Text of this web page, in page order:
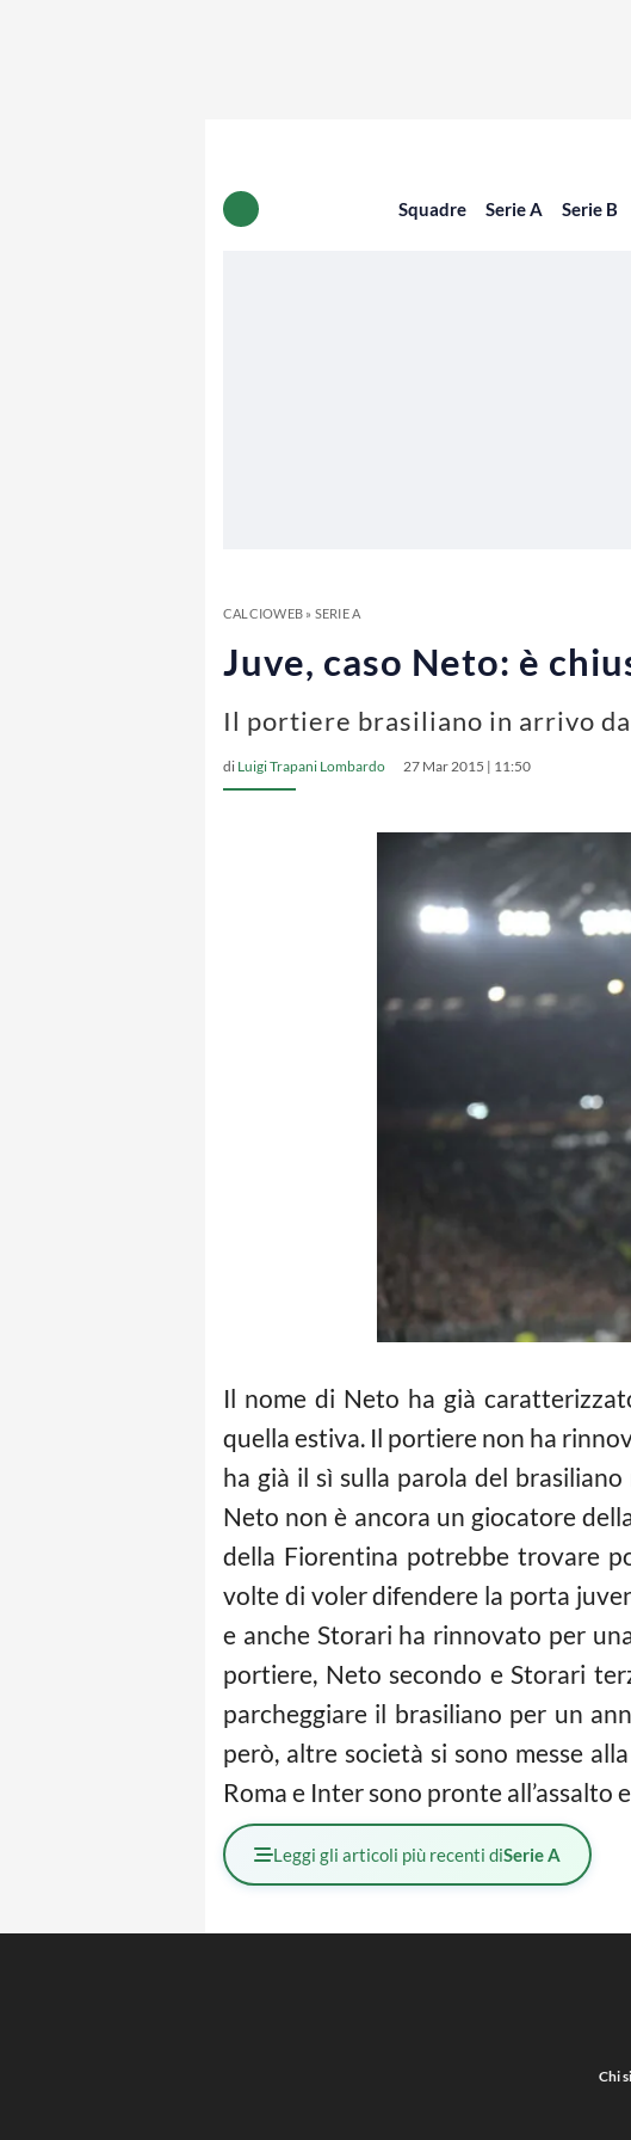
Squadre Serie A Serie B
CALCIOWEB» SERIE A
Juve, caso Neto: è
Il portiere brasiliano in arrivo
di Luigi Trapani Lombardo 27 Mar 2015 | 11:50
Il nome di Neto ha già
quella estiva. Il portiere non ha
ha già il sì sulla parola del
Neto non è ancora un giocatore
della Fiorentina potrebbe trovare
volte di voler difendere la porta
e anche Storari ha rinnovato per
portiere, Neto secondo e Storari
parcheggiare il brasiliano per un
però, altre società si sono messe
Roma e Inter sono pronte all’assalto
Leggi gli articoli più recenti diSerie A
Chi